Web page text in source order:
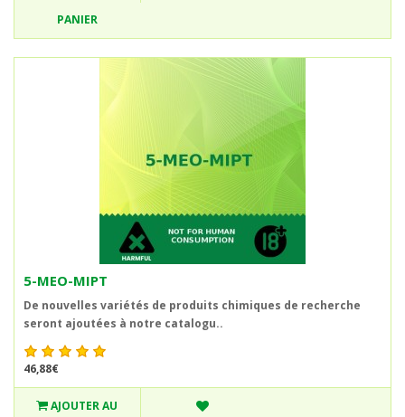
PANIER
5-MEO-MIPT
De nouvelles variétés de produits chimiques de recherche
seront ajoutées à notre catalogu..
46,88€
AJOUTER AU